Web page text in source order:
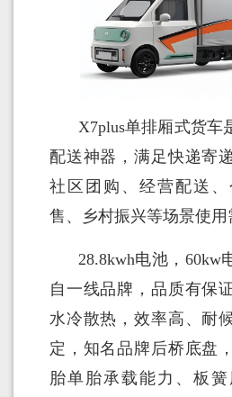
X7plus单排厢式货车
配送神器，满足快递寄
社区团购、经营配送
售、乡村振兴等场景使用
28.8kwh电池，60kw
自一线品牌，品质有保
水冷散热，效率高、耐
定，知名品牌后桥底盘
胎单胎承载能力、板